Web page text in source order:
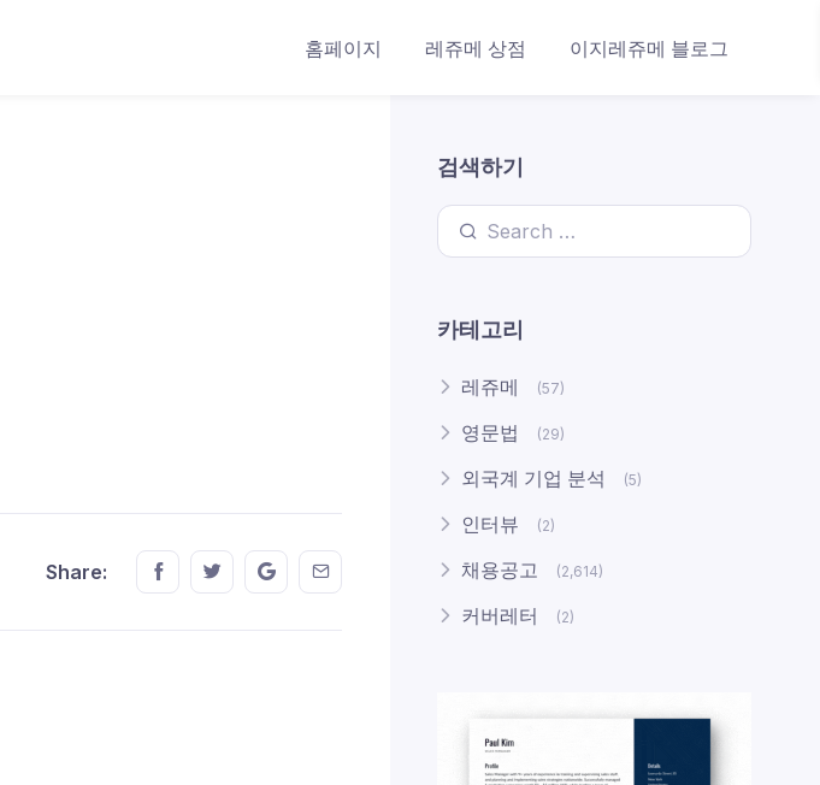
홈페이지 레쥬메 상점 이지레쥬메 블로그
Share: Share this on FaceBook
Share this on Twitter
Share this on GMail
Share this on EMail
검색하기
Search for:
카테고리
레쥬메 (57)
영문법 (29)
외국계 기업 분석 (5)
인터뷰 (2)
채용공고 (2,614)
커버레터 (2)